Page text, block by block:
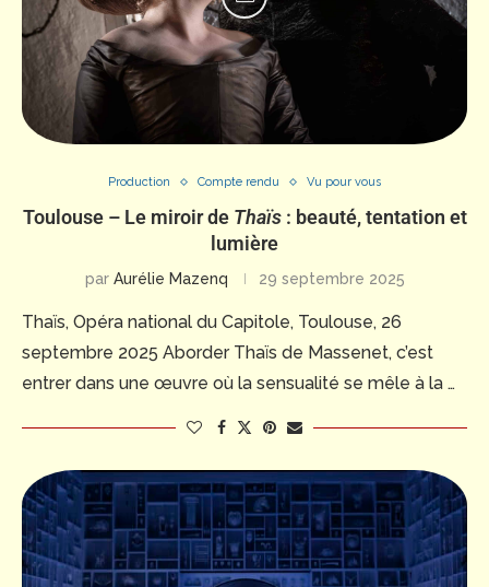
Production Compte rendu Vu pour vous
Toulouse – Le miroir de Thaïs: beauté, tentation et
lumière
par Aurélie Mazenq 29 septembre 2025
Thaïs, Opéra national du Capitole, Toulouse, 26
septembre 2025 Aborder Thaïs de Massenet, c’est
entrer dans une œuvre où la sensualité se mêle à la …